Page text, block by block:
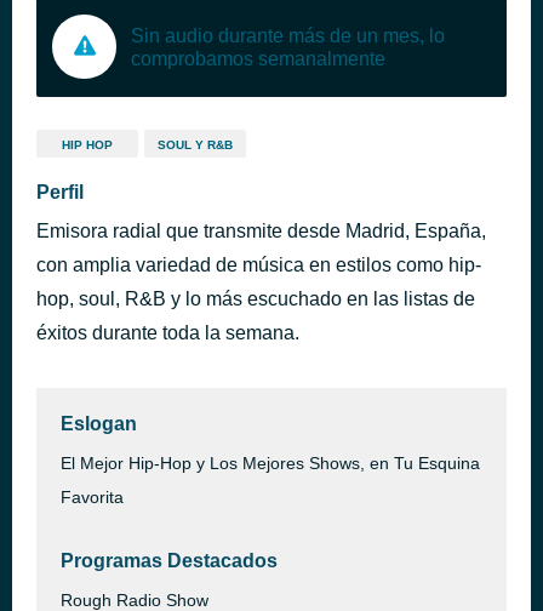
Sin audio durante más de un mes, lo
comprobamos semanalmente
HIP HOP SOUL Y R&B
Perfil
Emisora radial que transmite desde Madrid, España,
con amplia variedad de música en estilos como hip-
hop, soul, R&B y lo más escuchado en las listas de
éxitos durante toda la semana.
Eslogan
El Mejor Hip-Hop y Los Mejores Shows, en Tu Esquina
Favorita
Programas Destacados
Rough Radio Show